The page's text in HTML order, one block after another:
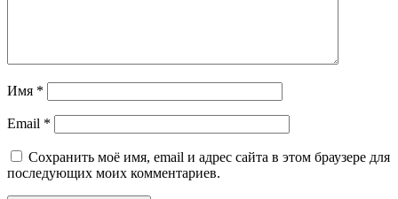
Имя *
Email *
Сохранить моё имя, email и адрес сайта в этом браузере для
последующих моих комментариев.